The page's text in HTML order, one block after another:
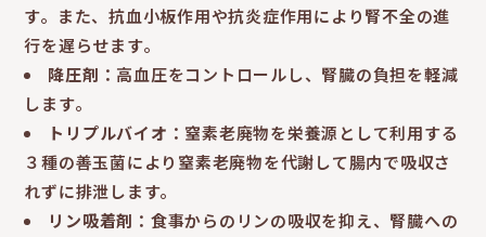
す。また、抗血小板作用や抗炎症作用により腎不全の進
行を遅らせます。
降圧剤 ：高血圧をコントロールし、腎臓の負担を軽減
します。
トリプルバイオ ：窒素老廃物を栄養源として利用する
３種の善玉菌により窒素老廃物を代謝して腸内で吸収さ
れずに排泄します。
リン吸着剤 ：食事からのリンの吸収を抑え、腎臓への